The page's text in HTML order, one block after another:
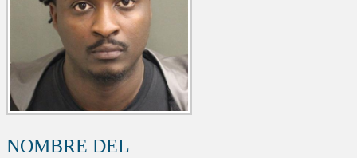
NOMBRE DEL